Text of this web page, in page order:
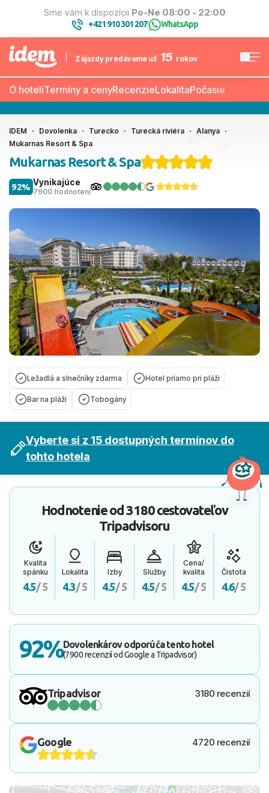
Sme vám k dispozícii Po-Ne 08:00 - 22:00
+421 910 301 207| WhatsApp
Zájazdy predávame už 15 rokov
O hoteliTermíny a cenyRecenzieLokalitaPočasie
IDEM Dovolenka Turecko Turecká riviéra
Alanya
Mukarnas Resort & Spa
Mukarnas Resort & Spa
Vynikajúce
7900 hodnotení
92%
Ležadlá a slnečníky zdarma Hotel priamo pri pláži
Bar na pláži Tobogány
Vyberte si z 15 dostupných termínov do
tohto hotela
Hodnotenie od3180 cestovateľov
Tripadvisoru
Kvalita
spánku
4.5/ 5
Lokalita
4.3/ 5
Izby
4.5/ 5
Služby
4.5/ 5
Cena/
kvalita
4.5/ 5
Čistota
4.6/ 5
92%Dovolenkárov odporúča tento hotel
(7900 recenzií od Google a Tripadvisor)
Tripadvisor 3180 recenzií
Google 4720 recenzií